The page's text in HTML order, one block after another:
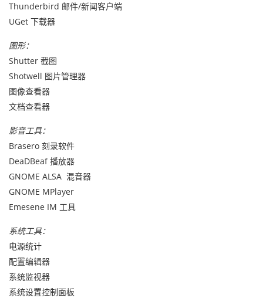
Thunderbird 邮件/新闻客户端
UGet 下载器
图形：
Shutter 截图
Shotwell 图片管理器
图像查看器
文档查看器
影音工具：
Brasero 刻录软件
DeaDBeaf 播放器
GNOME ALSA 混音器
GNOME MPlayer
Emesene IM 工具
系统工具：
电源统计
配置编辑器
系统监视器
系统设置控制面板